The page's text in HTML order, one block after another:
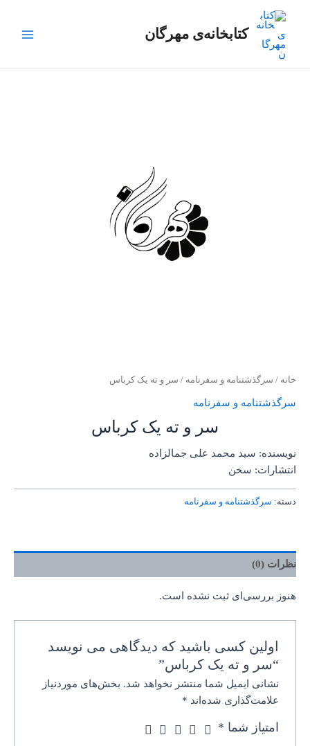
کتابخانه‌ی مهرگان
Menu
خانه / سرگذشتنامه و سفرنامه / سر و ته یک کرباس
سرگذشتنامه و سفرنامه
سر و ته یک کرباس
نویسنده: سید محمد علی جمالزاده
انتشارات: سخن
دسته: سرگذشتنامه و سفرنامه
نظرات (0)
هنوز بررسی‌ای ثبت نشده است.
اولین کسی باشید که دیدگاهی می نویسد
“سر و ته یک کرباس”
نشانی ایمیل شما منتشر نخواهد شد. بخش‌های موردنیاز
علامت‌گذاری شده‌اند *
امتیاز شما *